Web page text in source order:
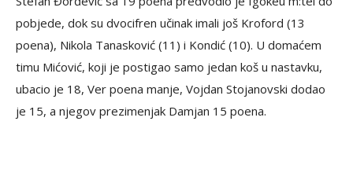
pobjede, dok su dvocifren učinak imali još Kroford (13
poena), Nikola Tanasković (11) i Kondić (10). U domaćem
timu Mićović, koji je postigao samo jedan koš u nastavku,
ubacio je 18, Ver poena manje, Vojdan Stojanovski dodao
je 15, a njegov prezimenjak Damjan 15 poena.